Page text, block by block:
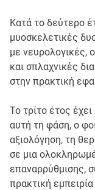
Κατά το δεύτερο
μυοσκελετικές
με νευρολογικές,
και σπλαχνικές
στην πρακτική
Το τρίτο έτος
αυτή τη φάση, ο
αξιολόγηση, τη
σε μια
επαναρρύθμισης,
πρακτική